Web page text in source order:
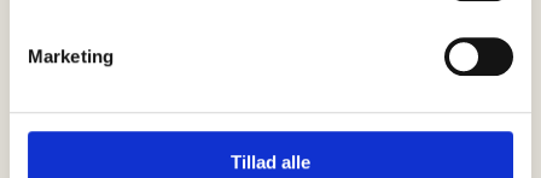
Marketing
Tillad alle